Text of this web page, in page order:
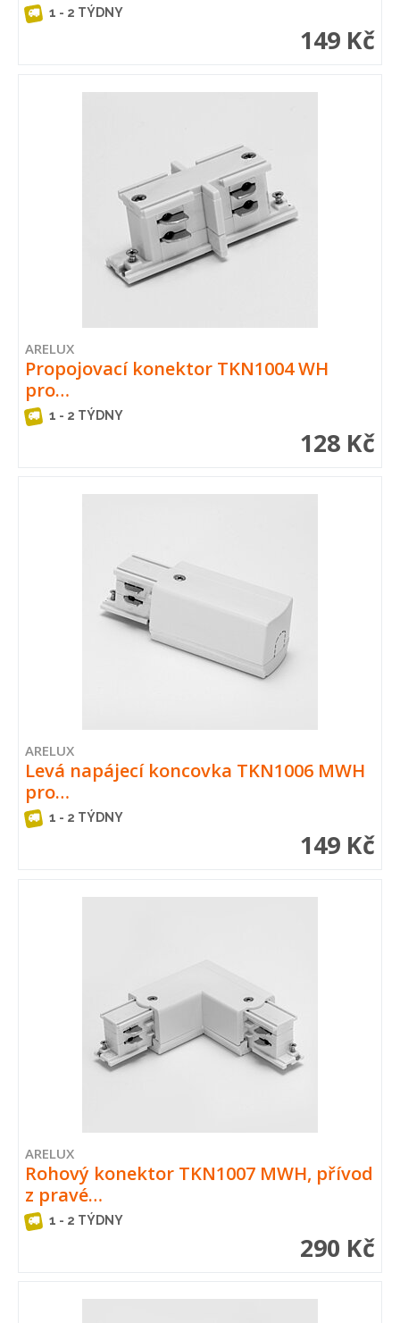
1 - 2 TÝDNY
149 Kč
ARELUX
Propojovací konektor TKN1004 WH
pro…
1 - 2 TÝDNY
128 Kč
ARELUX
Levá napájecí koncovka TKN1006 MWH
pro…
1 - 2 TÝDNY
149 Kč
ARELUX
Rohový konektor TKN1007 MWH, přívod
z pravé…
1 - 2 TÝDNY
290 Kč